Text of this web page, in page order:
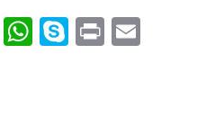
Vi
W
S
Pr